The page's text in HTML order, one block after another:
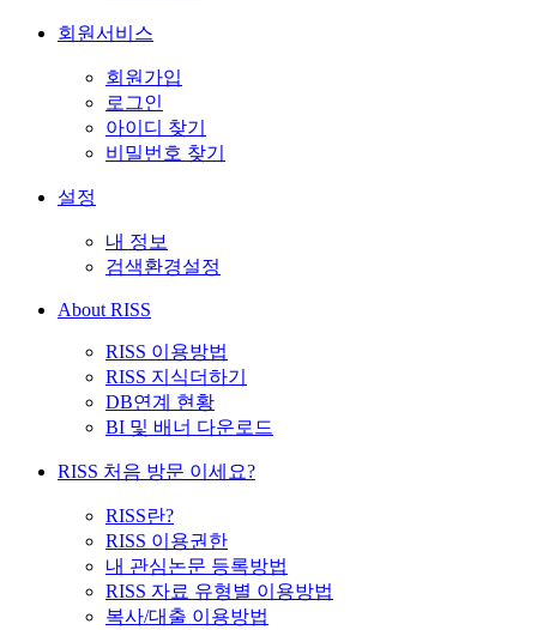
회원서비스
회원가입
로그인
아이디 찾기
비밀번호 찾기
설정
내 정보
검색환경설정
About RISS
RISS 이용방법
RISS 지식더하기
DB연계 현황
BI 및 배너 다운로드
RISS 처음 방문 이세요?
RISS란?
RISS 이용권한
내 관심논문 등록방법
RISS 자료 유형별 이용방법
복사/대출 이용방법